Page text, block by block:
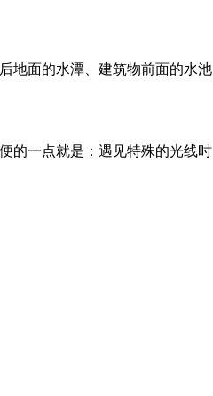
面的水潭、建筑物前面的水
一点就是：遇见特殊的光线